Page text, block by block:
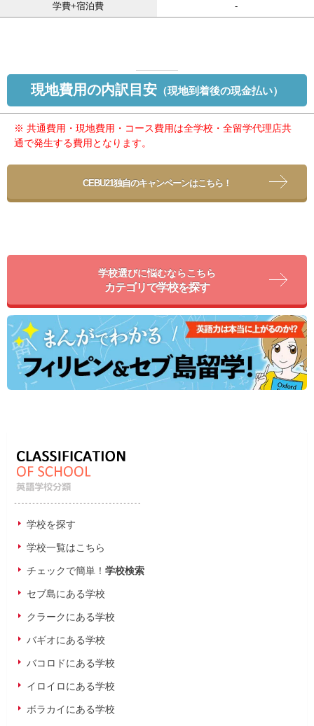
学費+宿泊費 -
現地費用の内訳目安 （現地到着後の現金払い）
※ 共通費用・現地費用・コース費用は全学校・全留学代理店共
通で発生する費用となります。
CEBU21独自のキャンペーンはこちら！
学校選びに悩むならこちら
カテゴリで学校を探す
学校を探す
学校一覧はこちら
チェックで簡単！ 学校検索
セブ島にある学校
クラークにある学校
バギオにある学校
バコロドにある学校
イロイロにある学校
ボラカイにある学校